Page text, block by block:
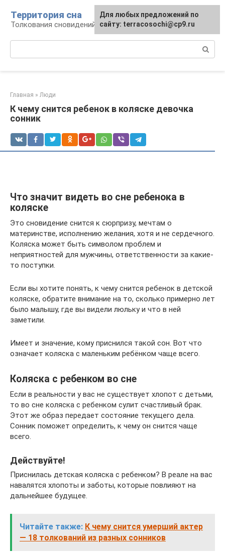
контенту
Территория сна
Толкования сновидений
Главная » Люди
К чему снится ребенок в коляске девочка
сонник
Что значит видеть во сне ребенока в
коляске
Это сновидение снится к сюрпризу, мечтам о
материнстве, исполнению желания, хотя и не сердечного.
Коляска может быть символом проблем и
неприятностей для мужчины, ответственности за какие-
то поступки.
Если вы хотите понять, к чему снится ребенок в детской
коляске, обратите внимание на то, сколько примерно лет
было малышу, где вы видели люльку и что в ней
заметили.
Имеет и значение, кому приснился такой сон. Вот что
означает коляска с маленьким ребёнком чаще всего.
Коляска с ребенком во сне
Если в реальности у вас не существует хлопот с детьми,
то во сне коляска с ребенком сулит счастливый брак.
Этот же образ передает состояние текущего дела.
Сонник поможет определить, к чему он снится чаще
всего.
Действуйте!
Приснилась детская коляска с ребенком? В реале на вас
навалятся хлопоты и заботы, которые повлияют на
дальнейшее будущее.
Читайте также: К чему снится умерший актер
— 18 толкований из разных сонников
Для любых предложений по
сайту: terracosochi@cp9.ru